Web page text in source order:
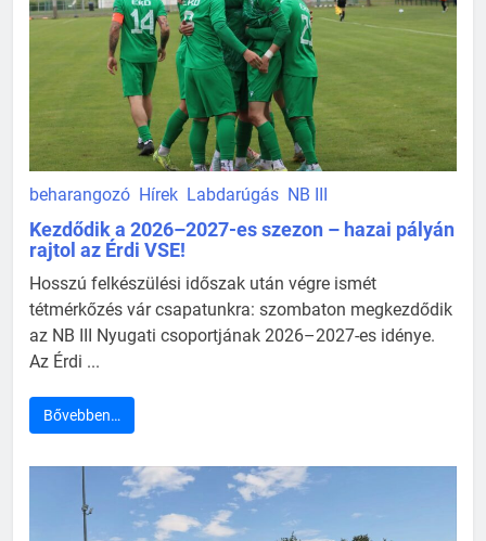
beharangozó Hírek Labdarúgás NB III
Kezdődik a 2026–2027-es szezon – hazai pályán
rajtol az Érdi VSE!
Hosszú felkészülési időszak után végre ismét
tétmérkőzés vár csapatunkra: szombaton megkezdődik
az NB III Nyugati csoportjának 2026–2027-es idénye.
Az Érdi ...
Bővebben…